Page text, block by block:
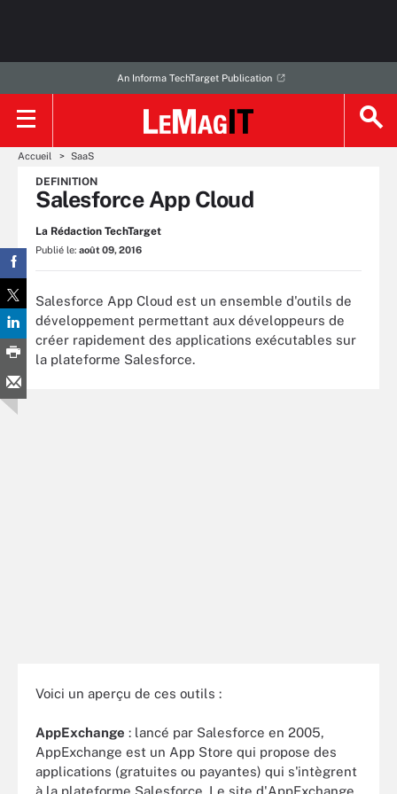
An Informa TechTarget Publication
Accueil SaaS
DEFINITION
Salesforce App Cloud
La Rédaction TechTarget
Publié le: août 09, 2016
Salesforce App Cloud est un ensemble d'outils de
développement permettant aux développeurs de
créer rapidement des applications exécutables sur
la plateforme Salesforce.
Voici un aperçu de ces outils :
AppExchange : lancé par Salesforce en 2005,
AppExchange est un App Store qui propose des
applications (gratuites ou payantes) qui s'intègrent
à la plateforme Salesforce. Le site d'AppExchange